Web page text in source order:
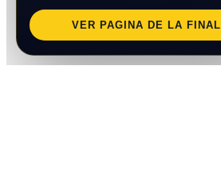
VER PAGINA DE LA FINAL